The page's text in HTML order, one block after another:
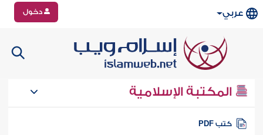
عربي دخول
المكتبة الإسلامية